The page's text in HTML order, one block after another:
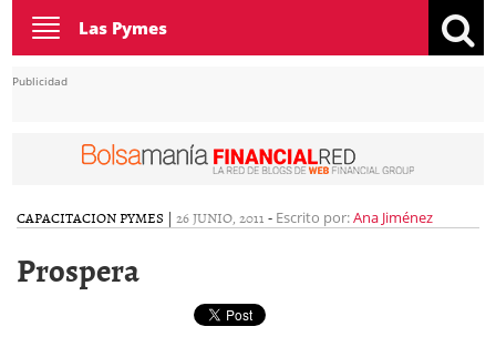
Toggle
navigation
Las Pymes
Publicidad
CAPACITACION PYMES | 26 JUNIO, 2011 - Escrito por:Ana Jiménez
Prospera